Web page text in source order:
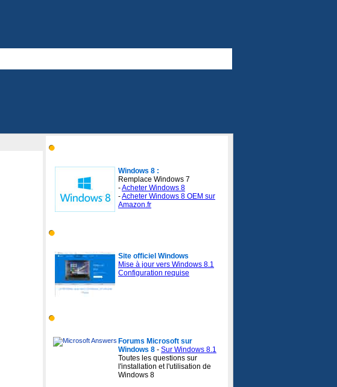
Windows 8 :
Remplace Windows 7
-Acheter Windows 8
-Acheter Windows 8 OEM sur
Amazon.fr
Site officiel Windows
Mise à jour vers Windows 8.1
Configuration requise
Forums Microsoft sur
Windows 8 - Sur Windows 8.1
Toutes les questions sur
l'installation et l'utilisation de
Windows 8